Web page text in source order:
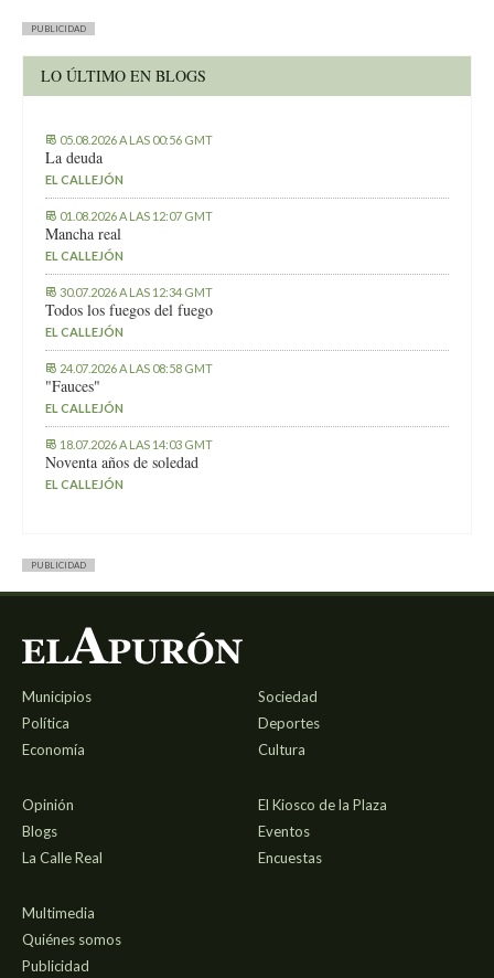
PUBLICIDAD
LO ÚLTIMO EN BLOGS
05.08.2026 A LAS 00:56 GMT
La deuda
EL CALLEJÓN
01.08.2026 A LAS 12:07 GMT
Mancha real
EL CALLEJÓN
30.07.2026 A LAS 12:34 GMT
Todos los fuegos del fuego
EL CALLEJÓN
24.07.2026 A LAS 08:58 GMT
"Fauces"
EL CALLEJÓN
18.07.2026 A LAS 14:03 GMT
Noventa años de soledad
EL CALLEJÓN
PUBLICIDAD
Municipios
Política
Economía
Sociedad
Deportes
Cultura
Opinión
Blogs
La Calle Real
El Kiosco de la Plaza
Eventos
Encuestas
Multimedia
Quiénes somos
Publicidad